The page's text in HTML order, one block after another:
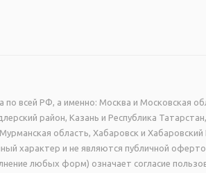
всей РФ, а именно: Москва и Московская
район, Казань и Республика
область, Хабаровск и Хабаровский
характер и не являются публичной
любых форм) означает согласие